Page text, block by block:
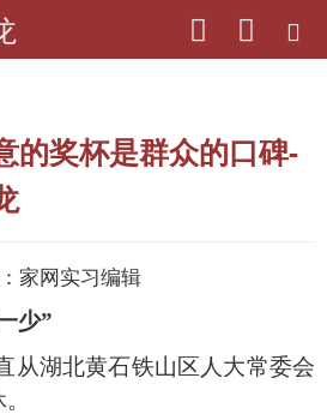
的奖杯是群众的口碑-
家网实习编辑
少”
从湖北黄石铁山区人大常委会